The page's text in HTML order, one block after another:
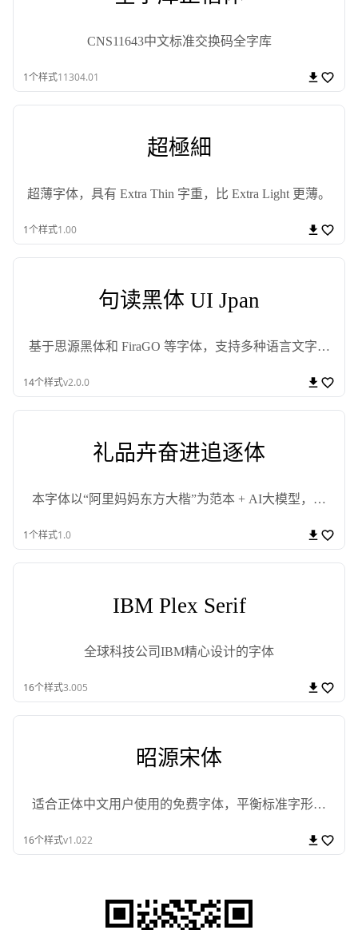
CNS11643中文标准交换码全字库
1个样式11304.01
超極細
超薄字体，具有 Extra Thin 字重，比 Extra Light 更薄。
1个样式1.00
句读黑体 UI Jpan
基于思源黑体和 FiraGO 等字体，支持多种语言文字的
14个样式v2.0.0
礼品卉奋进追逐体
本字体以“阿里妈妈东方大楷”为范本 + AI大模型，经
1个样式1.0
IBM Plex Serif
全球科技公司IBM精心设计的字体
16个样式3.005
昭源宋体
适合正体中文用户使用的免费字体，平衡标准字形和
16个样式v1.022